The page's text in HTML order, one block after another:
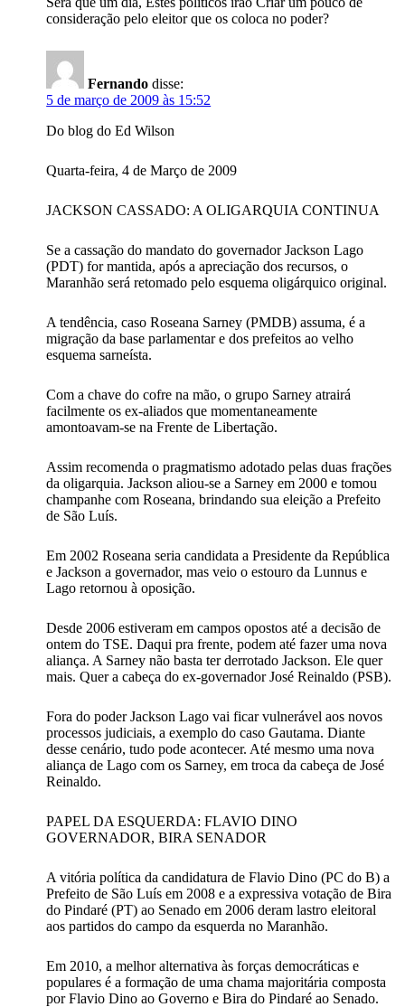
consideração pelo eleitor que os coloca no poder?
Fernando disse:
5 de março de 2009 às 15:52
Do blog do Ed Wilson
Quarta-feira, 4 de Março de 2009
JACKSON CASSADO: A OLIGARQUIA CONTINUA
Se a cassação do mandato do governador Jackson Lago
(PDT) for mantida, após a apreciação dos recursos, o
Maranhão será retomado pelo esquema oligárquico original.
A tendência, caso Roseana Sarney (PMDB) assuma, é a
migração da base parlamentar e dos prefeitos ao velho
esquema sarneísta.
Com a chave do cofre na mão, o grupo Sarney atrairá
facilmente os ex-aliados que momentaneamente
amontoavam-se na Frente de Libertação.
Assim recomenda o pragmatismo adotado pelas duas frações
da oligarquia. Jackson aliou-se a Sarney em 2000 e tomou
champanhe com Roseana, brindando sua eleição a Prefeito
de São Luís.
Em 2002 Roseana seria candidata a Presidente da República
e Jackson a governador, mas veio o estouro da Lunnus e
Lago retornou à oposição.
Desde 2006 estiveram em campos opostos até a decisão de
ontem do TSE. Daqui pra frente, podem até fazer uma nova
aliança. A Sarney não basta ter derrotado Jackson. Ele quer
mais. Quer a cabeça do ex-governador José Reinaldo (PSB).
Fora do poder Jackson Lago vai ficar vulnerável aos novos
processos judiciais, a exemplo do caso Gautama. Diante
desse cenário, tudo pode acontecer. Até mesmo uma nova
aliança de Lago com os Sarney, em troca da cabeça de José
Reinaldo.
PAPEL DA ESQUERDA: FLAVIO DINO
GOVERNADOR, BIRA SENADOR
A vitória política da candidatura de Flavio Dino (PC do B) a
Prefeito de São Luís em 2008 e a expressiva votação de Bira
do Pindaré (PT) ao Senado em 2006 deram lastro eleitoral
aos partidos do campo da esquerda no Maranhão.
Em 2010, a melhor alternativa às forças democráticas e
populares é a formação de uma chama majoritária composta
por Flavio Dino ao Governo e Bira do Pindaré ao Senado.